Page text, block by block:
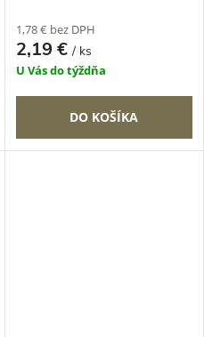
1,78 € bez DPH
2,19 €/ ks
U Vás do týždňa
DO KOŠÍKA